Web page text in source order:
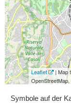
Leaflet
| Map
Symbole auf der